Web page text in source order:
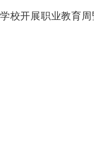
校开展职业教育周